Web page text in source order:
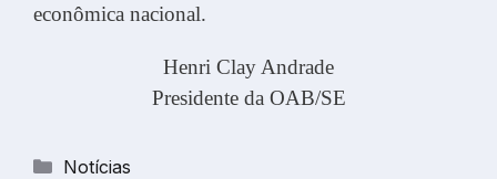
econômica nacional.
Henri Clay Andrade
Presidente da OAB/SE
Categorias
Notícias